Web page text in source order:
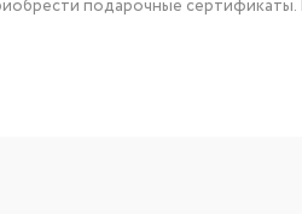
подарочные